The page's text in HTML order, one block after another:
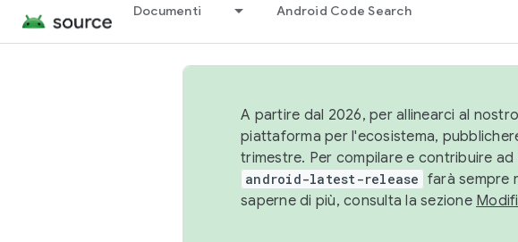
Documenti Android Code Search
A partire dal 2026, per allinearci al
piattaforma per l'ecosistema,
trimestre. Per compilare e contribuire ad
android-latest-release farà sempre
saperne di più, consulta la sezione